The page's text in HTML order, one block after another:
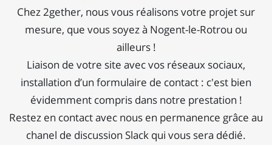
Chez 2gether, nous vous réalisons votre projet sur
mesure, que vous soyez à Nogent-le-Rotrou ou
ailleurs !
Liaison de votre site avec vos réseaux sociaux,
installation d’un formulaire de contact : c'est bien
évidemment compris dans notre prestation !
Restez en contact avec nous en permanence grâce au
chanel de discussion Slack qui vous sera dédié.